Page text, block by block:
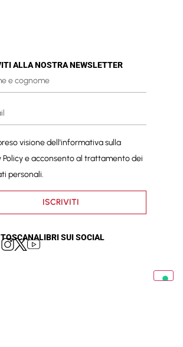
ALLA NOSTRA NEWSLETTER
visione dell'informativa sulla
Policye acconsento al trattamento dei
personali.
ISCRIVITI
SUI SOCIAL